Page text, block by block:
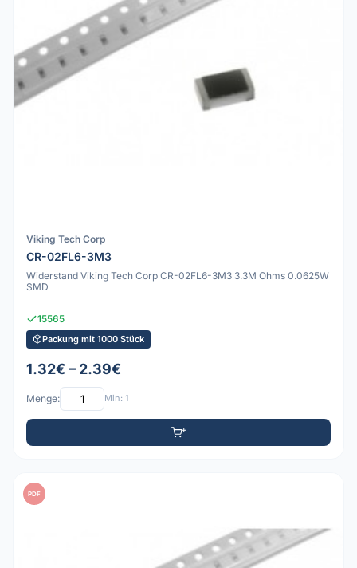
Viking Tech Corp
CR-02FL6-3M3
Widerstand Viking Tech Corp CR-02FL6-3M3 3.3M Ohms 0.0625W
SMD
15565
Packung mit 1000 Stück
1.32€ – 2.39€
Menge: Min: 1
PDF